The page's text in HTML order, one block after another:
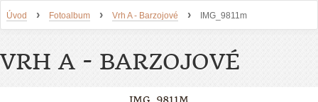
Úvod › Fotoalbum › Vrh A - Barzojové › IMG_9811m
VRH A - BARZOJOVÉ